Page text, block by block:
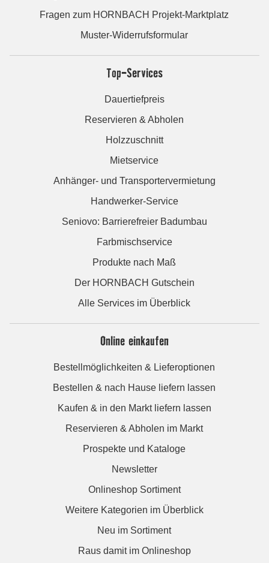
Fragen zum HORNBACH Projekt-Marktplatz
Muster-Widerrufsformular
Top-Services
Dauertiefpreis
Reservieren & Abholen
Holzzuschnitt
Mietservice
Anhänger- und Transportervermietung
Handwerker-Service
Seniovo: Barrierefreier Badumbau
Farbmischservice
Produkte nach Maß
Der HORNBACH Gutschein
Alle Services im Überblick
Online einkaufen
Bestellmöglichkeiten & Lieferoptionen
Bestellen & nach Hause liefern lassen
Kaufen & in den Markt liefern lassen
Reservieren & Abholen im Markt
Prospekte und Kataloge
Newsletter
Onlineshop Sortiment
Weitere Kategorien im Überblick
Neu im Sortiment
Raus damit im Onlineshop